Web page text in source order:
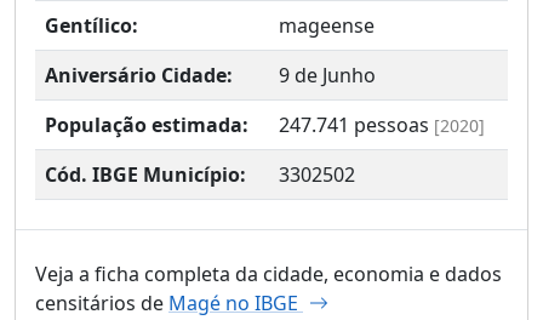
Gentílico:
mageense
Aniversário Cidade:
9 de Junho
População estimada:
247.741 pessoas [2020]
Cód. IBGE Município: 3302502
Veja a ficha completa da cidade, economia e dados
censitários de Magé no IBGE